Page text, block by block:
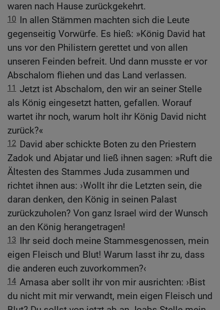
waren nach Hause zurückgekehrt.
10 In allen Stämmen machten sich die Leute
gegenseitig Vorwürfe. Es hieß: »König David hat
uns vor den Philistern gerettet und von allen
unseren Feinden befreit. Und dann musste er vor
Abschalom fliehen und das Land verlassen.
11 Jetzt ist Abschalom, den wir an seiner Stelle
als König eingesetzt hatten, gefallen. Worauf
wartet ihr noch, warum holt ihr König David nicht
zurück?«
12 David aber schickte Boten zu den Priestern
Zadok und Abjatar und ließ ihnen sagen: »Ruft die
Ältesten des Stammes Juda zusammen und
richtet ihnen aus: ›Wollt ihr die Letzten sein, die
daran denken, den König in seinen Palast
zurückzuholen? Von ganz Israel wird der Wunsch
an den König herangetragen!
13 Ihr seid doch meine Stammesgenossen, mein
eigen Fleisch und Blut! Warum lasst ihr zu, dass
die anderen euch zuvorkommen?‹
14 Amasa aber sollt ihr von mir ausrichten: ›Bist
du nicht mit mir verwandt, mein eigen Fleisch und